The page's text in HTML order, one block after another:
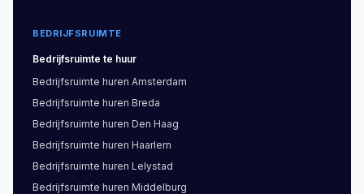
BEDRIJFSRUIMTE
Bedrijfsruimte te huur
Bedrijfsruimte huren Amsterdam
Bedrijfsruimte huren Breda
Bedrijfsruimte huren Den Haag
Bedrijfsruimte huren Haarlem
Bedrijfsruimte huren Lelystad
Bedrijfsruimte huren Middelburg